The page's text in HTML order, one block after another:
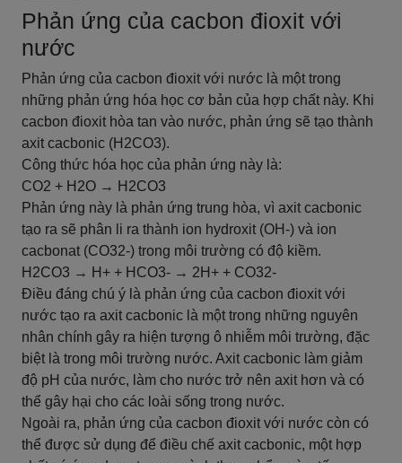
Phản ứng của cacbon đioxit với
nước
Phản ứng của cacbon đioxit với nước là một trong
những phản ứng hóa học cơ bản của hợp chất này. Khi
cacbon đioxit hòa tan vào nước, phản ứng sẽ tạo thành
axit cacbonic (H2CO3).
Công thức hóa học của phản ứng này là:
CO2 + H2O → H2CO3
Phản ứng này là phản ứng trung hòa, vì axit cacbonic
tạo ra sẽ phân li ra thành ion hydroxit (OH-) và ion
cacbonat (CO32-) trong môi trường có độ kiềm.
H2CO3 → H+ + HCO3- → 2H+ + CO32-
Điều đáng chú ý là phản ứng của cacbon đioxit với
nước tạo ra axit cacbonic là một trong những nguyên
nhân chính gây ra hiện tượng ô nhiễm môi trường, đặc
biệt là trong môi trường nước. Axit cacbonic làm giảm
độ pH của nước, làm cho nước trở nên axit hơn và có
thể gây hại cho các loài sống trong nước.
Ngoài ra, phản ứng của cacbon đioxit với nước còn có
thể được sử dụng để điều chế axit cacbonic, một hợp